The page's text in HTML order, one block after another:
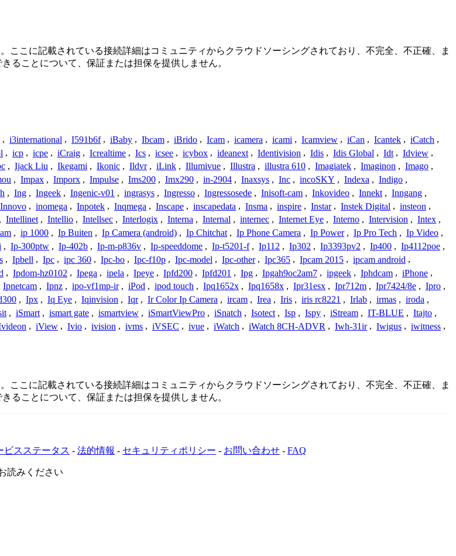
ここに記載されている接続詳細はコミュニティからクラウドソーシングされており、不完全、不正確、ま
ることについて、保証または担保を提供しません。
, i3international , I591b6f , iBaby , Ibcam , iBrido , Icam , icamera , icami , Icamview , iCan , Icantek , iCatch ,
, icp , icpe , iCraig , Icrealtime , Ics , icsee , icybox , ideanext , Identivision , Idis , Idis Global , Idt , Idview ,
, Ijack Liu , Ikegami , Ikonic , Ildvr , iLink , Illumivue , Illustra , illustra 610 , Imagiatek , Imaginon , Imago ,
, Impax , Imporx , Impulse , Ims200 , Imx290 , in-2904 , Inaxsys , Inc , incoSKY , Indexa , Indigo ,
, Ing , Ingeek , Ingenic-v01 , ingrasys , Ingresso , Ingressosede , Inisoft-cam , Inkovideo , Innekt , Inngang ,
Innovo , inomega , Inpotek , Inqmega , Inscape , inscapedata , Insma , inspire , Instar , Instek Digital , insteon ,
, Intellinet , Intellio , Intellsec , Interlogix , Interna , Internal , internec , Internet Eye , Interno , Intervision , Intex ,
, ip 1000 , Ip Buiten , Ip Camera (android) , Ip Chitchat , Ip Phone Camera , Ip Power , Ip Pro Tech , Ip Video ,
, Ip-300ptw , Ip-402b , Ip-m-p836v , Ip-speeddome , Ip-t5201-f , Ip112 , Ip302 , Ip3393pv2 , Ip400 , Ip4112poe ,
, Ipbell , Ipc , ipc 360 , Ipc-bo , Ipc-f10p , Ipc-model , Ipc-other , Ipc365 , Ipcam 2015 , ipcam android ,
, Ipdom-hz0102 , Ipega , ipela , Ipeye , Ipfd200 , Ipfd201 , Ipg , Ipgah9oc2am7 , ipgeek , Iphdcam , iPhone ,
Ipnetcam , Ipnz , ipo-vf1mp-ir , iPod , ipod touch , Ipq1652x , Ipq1658x , Ipr31esx , Ipr712m , Ipr7424/8e , Ipro ,
, Ipx , Iq Eye , Iqinvision , Iqr , Ir Color Ip Camera , ircam , Irea , Iris , iris rc8221 , Irlab , irmas , iroda ,
, iSmart , ismart gate , ismartview , iSmartViewPro , iSnatch , Isotect , Isp , Ispy , iStream , IT-BLUE , Itajto ,
, iView , Ivio , ivision , ivms , iVSEC , ivue , iWatch , iWatch 8CH-ADVR , Iwh-31ir , Iwigus , iwitness ,
ここに記載されている接続詳細はコミュニティからクラウドソーシングされており、不完全、不正確、ま
ることについて、保証または担保を提供しません。
ビスステータス - 法的情報 - セキュリティポリシー - お問い合わせ - FAQ
読みください